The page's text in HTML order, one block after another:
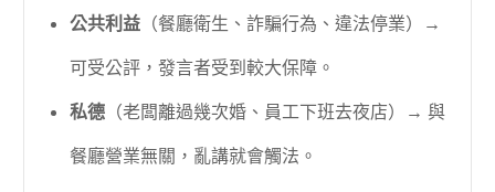
公共利益 （餐廳衛生、詐騙行為、違法停業）→
可受公評，發言者受到較大保障。
私德 （老闆離過幾次婚、員工下班去夜店）→ 與
餐廳營業無關，亂講就會觸法。